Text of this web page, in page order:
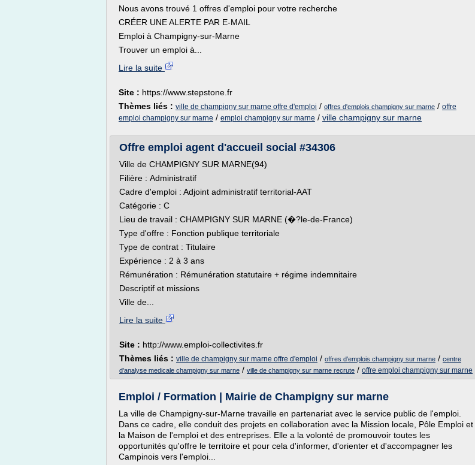
Nous avons trouvé 1 offres d'emploi pour votre recherche
CRÉER UNE ALERTE PAR E-MAIL
Emploi à Champigny-sur-Marne
Trouver un emploi à...
Lire la suite
Site : https://www.stepstone.fr
Thèmes liés : ville de champigny sur marne offre d'emploi / offres d'emplois champigny sur marne / offre
emploi champigny sur marne / emploi champigny sur marne / ville champigny sur marne
Offre emploi agent d'accueil social #34306
Ville de CHAMPIGNY SUR MARNE(94)
Filière : Administratif
Cadre d'emploi : Adjoint administratif territorial-AAT
Catégorie : C
Lieu de travail : CHAMPIGNY SUR MARNE (�?le-de-France)
Type d'offre : Fonction publique territoriale
Type de contrat : Titulaire
Expérience : 2 à 3 ans
Rémunération : Rémunération statutaire + régime indemnitaire
Descriptif et missions
Ville de...
Lire la suite
Site : http://www.emploi-collectivites.fr
Thèmes liés : ville de champigny sur marne offre d'emploi / offres d'emplois champigny sur marne / centre
d'analyse medicale champigny sur marne / ville de champigny sur marne recrute / offre emploi champigny sur marne
Emploi / Formation | Mairie de Champigny sur marne
La ville de Champigny-sur-Marne travaille en partenariat avec le service public de l'emploi.
Dans ce cadre, elle conduit des projets en collaboration avec la Mission locale, Pôle Emploi et
la Maison de l'emploi et des entreprises. Elle a la volonté de promouvoir toutes les
opportunités qu'offre le territoire et pour cela d'informer, d'orienter et d'accompagner les
Campinois vers l'emploi...